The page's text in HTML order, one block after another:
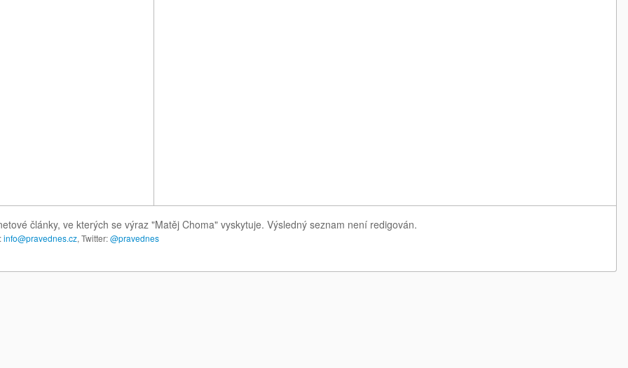
články, ve kterých se výraz "Matěj Choma" vyskytuje. Výsledný seznam není redigován.
info@pravednes.cz, Twitter:@pravednes